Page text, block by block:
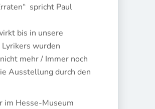
spricht Paul
bis in unsere
wurden
mehr / Immer noch
Ausstellung durch den
im Hesse-Museum